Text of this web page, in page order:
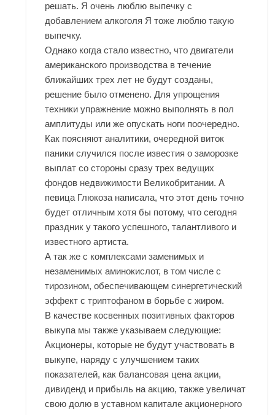
решать. Я очень люблю выпечку с
добавлением алкоголя Я тоже люблю такую
выпечку.
Однако когда стало известно, что двигатели
американского производства в течение
ближайших трех лет не будут созданы,
решение было отменено. Для упрощения
техники упражнение можно выполнять в пол
амплитуды или же опускать ноги поочередно.
Как поясняют аналитики, очередной виток
паники случился после известия о заморозке
выплат со стороны сразу трех ведущих
фондов недвижимости Великобритании. А
певица Глюкоза написала, что этот день точно
будет отличным хотя бы потому, что сегодня
праздник у такого успешного, талантливого и
известного артиста.
А так же с комплексами заменимых и
незаменимых аминокислот, в том числе с
тирозином, обеспечивающем синергетический
эффект с триптофаном в борьбе с жиром.
В качестве косвенных позитивных факторов
выкупа мы также указываем следующие:
Акционеры, которые не будут участвовать в
выкупе, наряду с улучшением таких
показателей, как балансовая цена акции,
дивиденд и прибыль на акцию, также увеличат
свою долю в уставном капитале акционерного